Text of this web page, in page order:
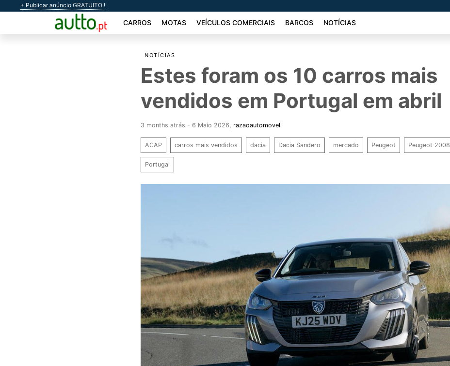
+ Publicar anúncio GRATUITO !
CARROS MOTAS VEÍCULOS COMERCIAIS BARCOS NOTÍCIAS
NOTÍCIAS
Estes foram os 10 carros mais
vendidos em Portugal em abril
3 months atrás - 6 Maio 2026 razaoautomovel
ACAP carros mais vendidos dacia Dacia Sandero mercado Peugeot Peugeot 2008
Portugal